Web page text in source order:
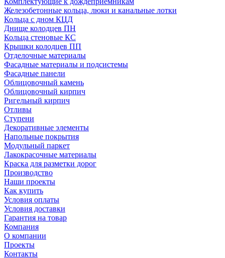
Железобетонные кольца, люки и канальные лотки
Кольца с дном КЦД
Днище колодцев ПН
Кольца стеновые КС
Крышки колодцев ПП
Отделочные материалы
Фасадные материалы и подсистемы
Фасадные панели
Облицовочный камень
Облицовочный кирпич
Ригельный кирпич
Отливы
Ступени
Декоративные элементы
Напольные покрытия
Модульный паркет
Лакокрасочные материалы
Краска для разметки дорог
Производство
Наши проекты
Как купить
Условия оплаты
Условия доставки
Гарантия на товар
Компания
О компании
Проекты
Контакты